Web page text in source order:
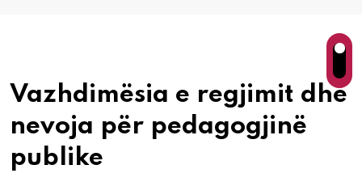
Vazhdimësia e regjimit dhe
nevoja për pedagogjinë
publike